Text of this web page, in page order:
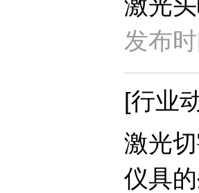
激光
发布
[行业
激光
仪具